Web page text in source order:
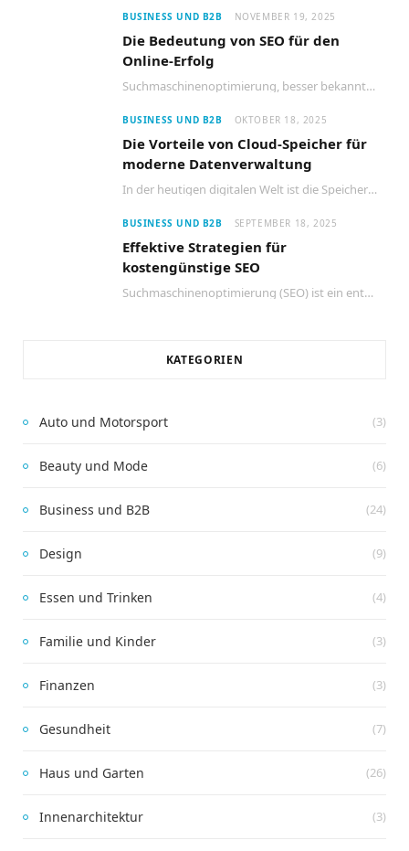
BUSINESS UND B2B NOVEMBER 19, 2025
Die Bedeutung von SEO für den
Online-Erfolg
Suchmaschinenoptimierung, besser bekannt als SEO, ist ein entscheidender Faktor für den Erfolg jeder Website im…
BUSINESS UND B2B OKTOBER 18, 2025
Die Vorteile von Cloud-Speicher für
moderne Datenverwaltung
In der heutigen digitalen Welt ist die Speicherung und Verwaltung von Daten entscheidend für den…
BUSINESS UND B2B SEPTEMBER 18, 2025
Effektive Strategien für
kostengünstige SEO
Suchmaschinenoptimierung (SEO) ist ein entscheidender Faktor für den Erfolg jeder Website. Viele Unternehmen glauben jedoch,…
KATEGORIEN
Auto und Motorsport (3)
Beauty und Mode (6)
Business und B2B (24)
Design (9)
Essen und Trinken (4)
Familie und Kinder (3)
Finanzen (3)
Gesundheit (7)
Haus und Garten (26)
Innenarchitektur (3)